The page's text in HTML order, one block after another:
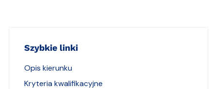
Szybkie linki
Opis kierunku
Kryteria kwalifikacyjne